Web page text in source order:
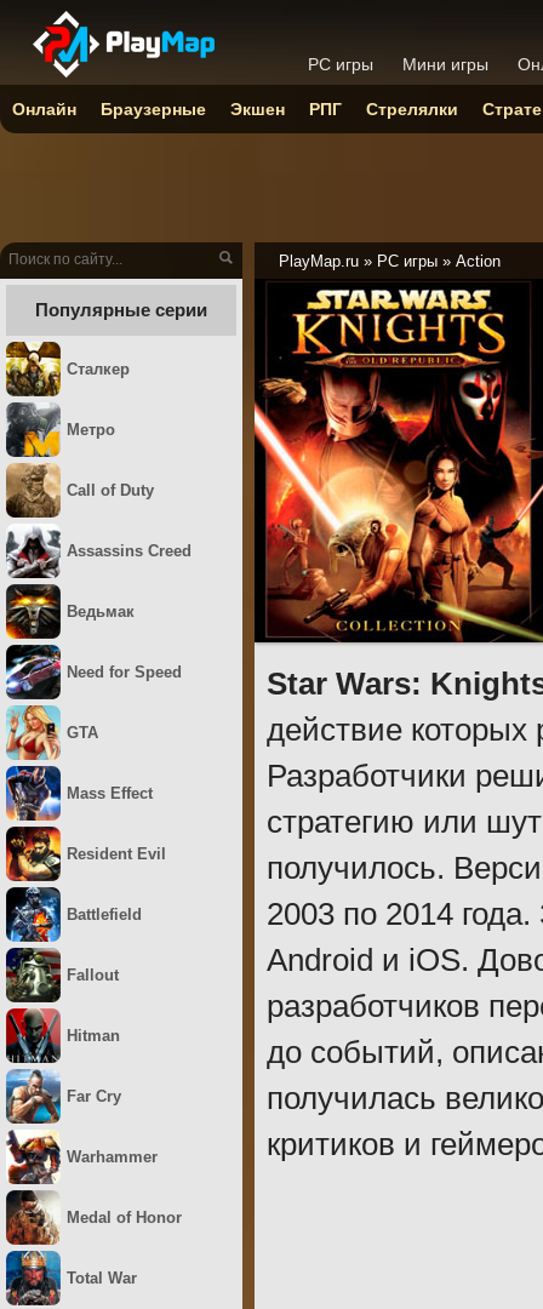
PlayMap.ru » PC игры » Action
Star Wars:
действие
Разработчики
стратегию или
получилось.
2003 по 2014
Android и iOS.
разработчиков
до событий,
получилась
критиков и
Популярные серии
Сталкер
Метро
Call of Duty
Assassins Creed
Ведьмак
Need for Speed
GTA
Mass Effect
Resident Evil
Battlefield
Fallout
Hitman
Far Cry
Warhammer
Medal of Honor
Total War
PC игры Мини игры
Онлайн Браузерные Экшен РПГ Стрелялки